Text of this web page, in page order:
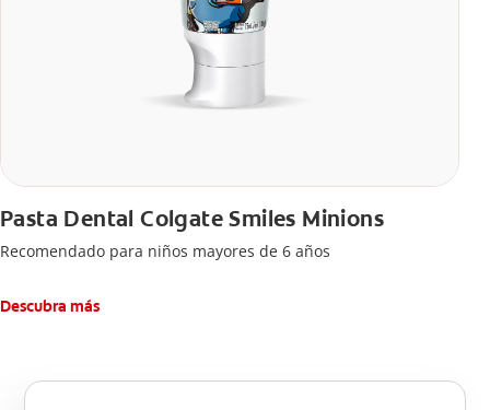
Pasta Dental Colgate Smiles Minions
Recomendado para niños mayores de 6 años
Descubra más